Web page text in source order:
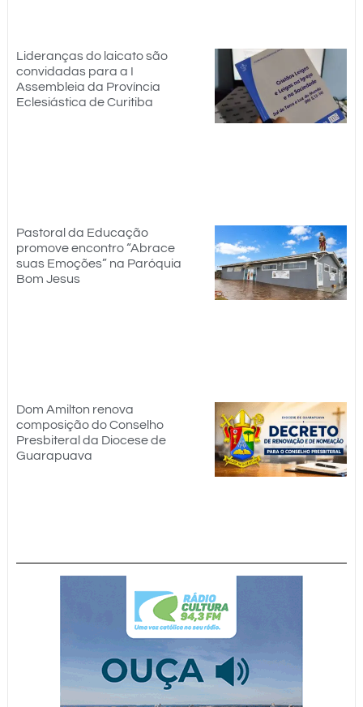
Lideranças do laicato são
convidadas para a I
Assembleia da Província
Eclesiástica de Curitiba
Pastoral da Educação
promove encontro “Abrace
suas Emoções” na Paróquia
Bom Jesus
Dom Amilton renova
composição do Conselho
Presbiteral da Diocese de
Guarapuava